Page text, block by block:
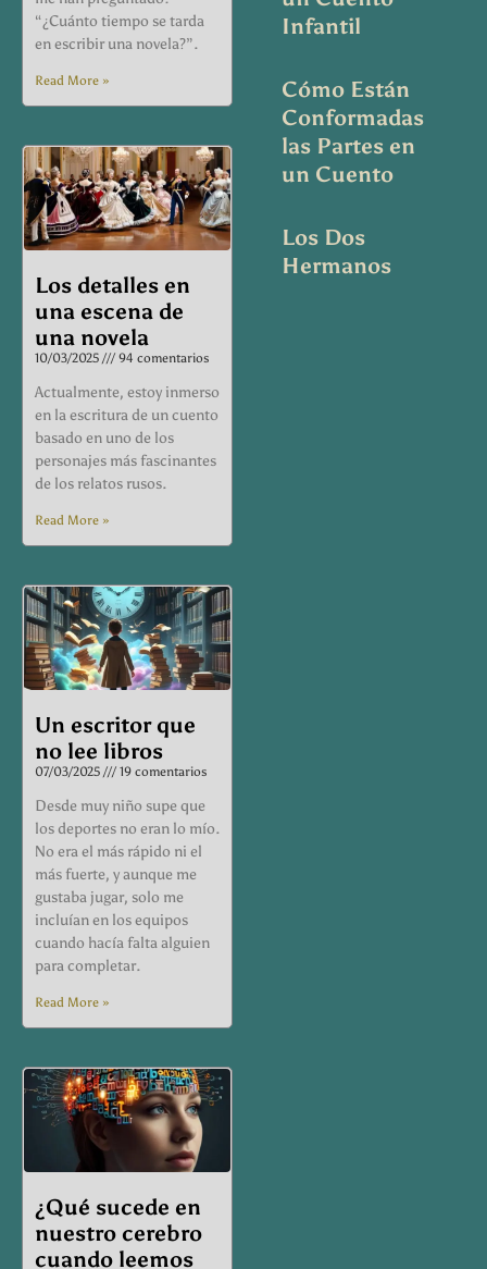
“¿Cuánto tiempo se tarda
en escribir una novela?”.
Read More »
Los detalles en
una escena de
una novela
10/03/2025 94 comentarios
Actualmente, estoy inmerso
en la escritura de un cuento
basado en uno de los
personajes más fascinantes
de los relatos rusos.
Read More »
Un escritor que
no lee libros
07/03/2025 19 comentarios
Desde muy niño supe que
los deportes no eran lo mío.
No era el más rápido ni el
más fuerte, y aunque me
gustaba jugar, solo me
incluían en los equipos
cuando hacía falta alguien
para completar.
Read More »
¿Qué sucede en
nuestro cerebro
cuando leemos
Infantil
Cómo Están
Conformadas
las Partes en
un Cuento
Los Dos
Hermanos